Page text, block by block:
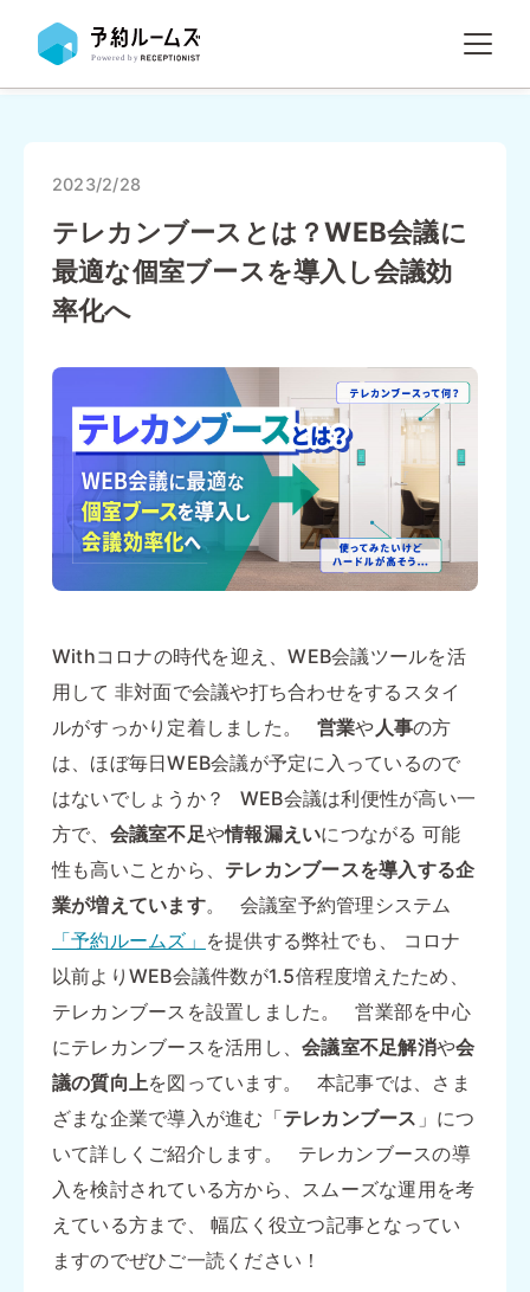
2023/2/28
テレカンブースとは？WEB会議に
最適な個室ブースを導入し会議効
率化へ
Withコロナの時代を迎え、WEB会議ツールを活
用して 非対面で会議や打ち合わせをするスタイ
ルがすっかり定着しました。 営業や人事の方
は、ほぼ毎日WEB会議が予定に入っているので
はないでしょうか？ WEB会議は利便性が高い一
方で、 会議室不足や情報漏えいにつながる 可能
性も高いことから、 テレカンブースを導入する企
業が増えています。 会議室予約管理システム
「予約ルームズ」 を提供する弊社でも、 コロナ
以前よりWEB会議件数が1.5倍程度増えたため、
テレカンブースを設置しました。 営業部を中心
にテレカンブースを活用し、会議室不足解消や会
議の質向上を図っています。 本記事では、さま
ざまな企業で導入が進む「テレカンブース 」につ
いて詳しくご紹介します。 テレカンブースの導
入を検討されている方から、スムーズな運用を考
えている方まで、 幅広く役立つ記事となってい
ますのでぜひご一読ください！